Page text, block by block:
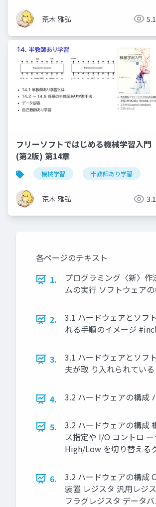
荒木 雅弘
フリーソフトではじめる機械学習入門
(第2版) 第14章
機械学習 半教師あり学習
荒木 雅弘
各ページのテキスト
1.
プログラミング〈新〉
ムの実行 ソフトウェア
2.
3.1 ハードウェアとソフ
れる手順のイメージ
3.
3.1 ハードウェアとソフ
夫が取 り入れられてい
4. 3.2 ハードウェアの構成
5.
3.2 ハードウェアの構成
ス指定や I/O コントロ
High/Low を切り替える
6.
3.2 ハードウェアの構成
装置 レジスタ 汎⽤レジ
フラグレジスタ データ